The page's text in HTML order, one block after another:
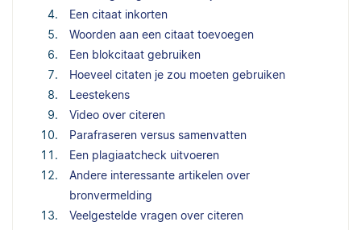
Een citaat inkorten
Woorden aan een citaat toevoegen
Een blokcitaat gebruiken
Hoeveel citaten je zou moeten gebruiken
Leestekens
Video over citeren
Parafraseren versus samenvatten
Een plagiaatcheck uitvoeren
Andere interessante artikelen over
bronvermelding
Veelgestelde vragen over citeren